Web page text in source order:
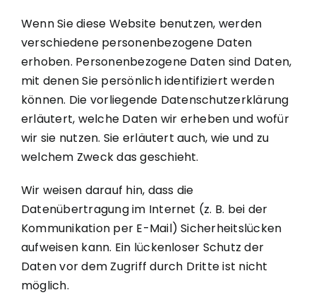
Wenn Sie diese Website benutzen, werden
verschiedene personenbezogene Daten
erhoben. Personenbezogene Daten sind Daten,
mit denen Sie persönlich identifiziert werden
können. Die vorliegende Datenschutzerklärung
erläutert, welche Daten wir erheben und wofür
wir sie nutzen. Sie erläutert auch, wie und zu
welchem Zweck das geschieht.
Wir weisen darauf hin, dass die
Datenübertragung im Internet (z. B. bei der
Kommunikation per E-Mail) Sicherheitslücken
aufweisen kann. Ein lückenloser Schutz der
Daten vor dem Zugriff durch Dritte ist nicht
möglich.